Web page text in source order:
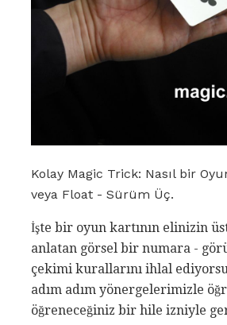
Kolay Magic Trick: Nasıl bir
veya Float - Sürüm Üç.
İşte bir oyun kartının elinizin
anlatan görsel bir numara -
çekimi kurallarını ihlal
adım adım yönergelerimizle
öğreneceğiniz bir hile izniyle